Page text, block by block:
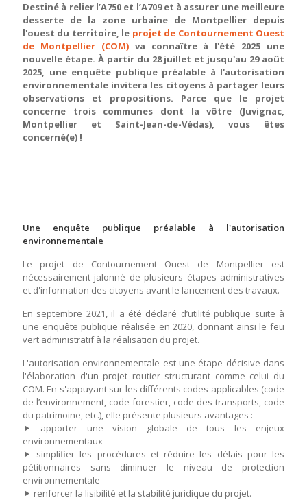
Destiné à relier l’A750 et l’A709 et à assurer une meilleure
desserte de la zone urbaine de Montpellier depuis
l'ouest du territoire, le projet de Contournement Ouest
de Montpellier (COM) va connaître à l'été 2025 une
nouvelle étape. À partir du 28 juillet et jusqu'au 29 août
2025, une enquête publique préalable à l'autorisation
environnementale invitera les citoyens à partager leurs
observations et propositions. Parce que le projet
concerne trois communes dont la vôtre (Juvignac,
Montpellier et Saint-Jean-de-Védas), vous êtes
concerné(e) !
Une enquête publique préalable à l'autorisation
environnementale
Le projet de Contournement Ouest de Montpellier est
nécessairement jalonné de plusieurs étapes administratives
et d'information des citoyens avant le lancement des travaux.
En septembre 2021, il a été déclaré d’utilité publique suite à
une enquête publique réalisée en 2020, donnant ainsi le feu
vert administratif à la réalisation du projet.
L'autorisation environnementale est une étape décisive dans
l'élaboration d'un projet routier structurant comme celui du
COM. En s'appuyant sur les différents codes applicables (code
de l’environnement, code forestier, code des transports, code
du patrimoine, etc.), elle présente plusieurs avantages :
apporter une vision globale de tous les enjeux
environnementaux
simplifier les procédures et réduire les délais pour les
pétitionnaires sans diminuer le niveau de protection
environnementale
renforcer la lisibilité et la stabilité juridique du projet.